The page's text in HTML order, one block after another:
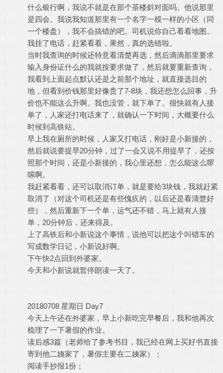
什么银行啊，我说不就是在那个茶楼斜对面吗。他说那里
是四会。我说我知道那里有一个名字一模一样的小区（同
一个楼盘），我不会搞错的吧。司机说你自己看看地图。
我挂了电话，赶紧看看，果然，真的选错啦。
当时我查询的时候还特意看清楚再选，然后滴滴那里要求
输入身份证什么的我就按要求做了，然后就要重新查询，
我看到上面起点默认还是之前那个地址，就直接选目的
地，但看到价钱那里好像贵了7-8块，我还想怎么回事，升
价也不能这么升啊。我也没管，就下单了。很快就有人接
单了，人家还打电话来了，就确认一下时间，大概要什么
时候到高铁站。
早上我在厕所的时候，人家又打电话，刚好是小新接的，
然后就说要提早20分钟，过了一会又说不用提早了，还按
照那个时间，还是小新接的，我心里还想，怎么能这么啰
嗦啊。
我赶紧看看，还可以取消订单，就是要给3块钱，我就赶紧
取消了（对这个司机还是有些愧疚的，以后还是看清楚好
些），然后重新下一个单，运气还不错，马上就有人接
单，20分钟后，还来得及。
上了高铁后和小新说这个事情，说他可以把这个叫错车的
写成数学日记，小新说好啊。
下午快2点回到外婆家。
今天和小新说就暂停朗读一天了。
20180708 星期日 Day7
今天上午还在外婆家，早上小新吃完早餐后，我和他再次
梳理了一下暑假的作业。
读后感3篇（老师给了参考书目，我已经在网上买好书直接
寄到他二姨家了，暑假主要在二姨家）；
阅读手抄报1份；